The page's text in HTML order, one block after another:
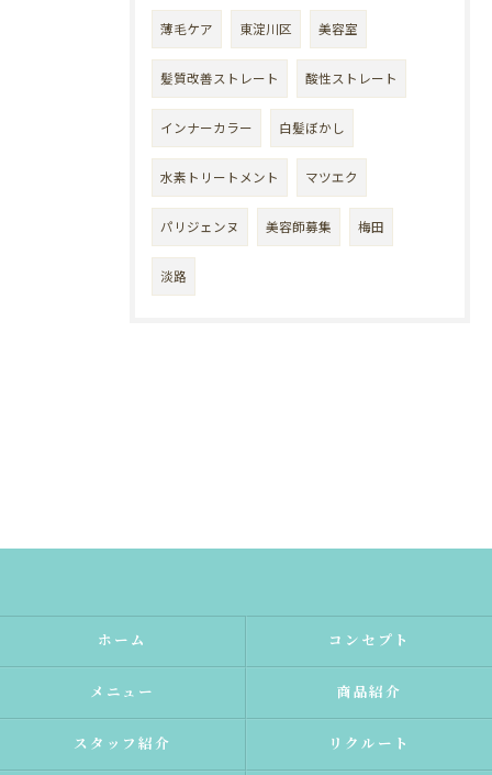
薄毛ケア 東淀川区 美容室
髪質改善ストレート 酸性ストレート
インナーカラー 白髪ぼかし
水素トリートメント マツエク
パリジェンヌ 美容師募集 梅田
淡路
ホーム コンセプト
メニュー 商品紹介
スタッフ紹介 リクルート